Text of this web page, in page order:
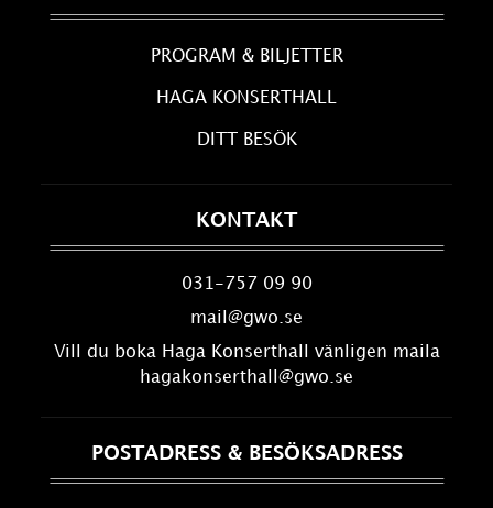
PROGRAM & BILJETTER
HAGA KONSERTHALL
DITT BESÖK
KONTAKT
031-757 09 90
mail@gwo.se
Vill du boka Haga Konserthall vänligen maila
hagakonserthall@gwo.se
POSTADRESS & BESÖKSADRESS